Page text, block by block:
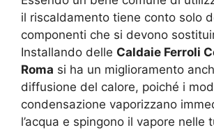
il riscaldamento tiene conto solo
componenti che si devono
Installando delle Caldaie Ferroli
Roma si ha un miglioramento
diffusione del calore, poiché i
condensazione vaporizzano
l’acqua e spingono il vapore nelle